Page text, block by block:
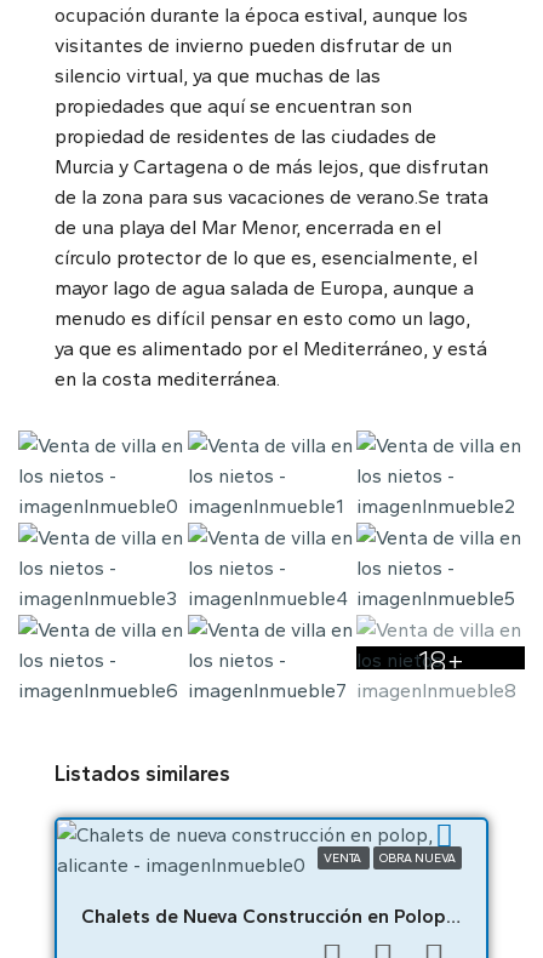
ocupación durante la época estival, aunque los
visitantes de invierno pueden disfrutar de un
silencio virtual, ya que muchas de las
propiedades que aquí se encuentran son
propiedad de residentes de las ciudades de
Murcia y Cartagena o de más lejos, que disfrutan
de la zona para sus vacaciones de verano.Se trata
de una playa del Mar Menor, encerrada en el
círculo protector de lo que es, esencialmente, el
mayor lago de agua salada de Europa, aunque a
menudo es difícil pensar en esto como un lago,
ya que es alimentado por el Mediterráneo, y está
en la costa mediterránea.
18+
Listados similares
VENTA OBRA NUEVA
Chalets de Nueva Construcción en Polop, Alicante – 05153